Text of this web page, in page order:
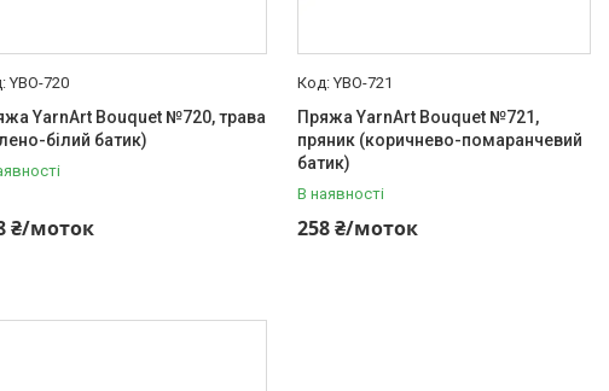
YBO-720
YarnArt Bouquet №720, трава
білий батик)
₴/моток
YBO-721
Пряжа YarnArt Bouquet №721,
пряник (коричнево-помаранчевий
батик)
В наявності
258 ₴/моток